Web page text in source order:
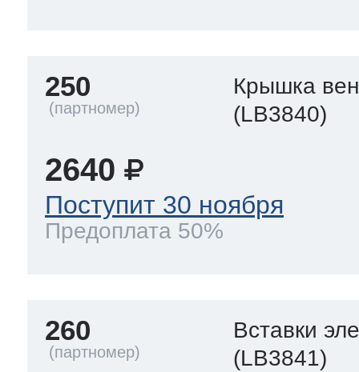
250
Крышка
(LB3840)
2640
Поступит 30 ноября
Предоплата 50%
260
Вставки
(LB3841)